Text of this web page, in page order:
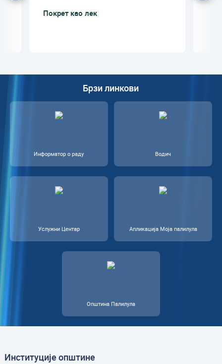
Покрет као лек
Брзи линкови
Информатор о раду Водич
Услужни Центар Апликација Моја палилула
Општина Палилула
Институције општине